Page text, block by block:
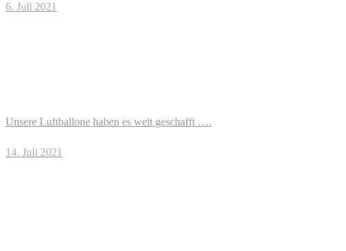
6. Juli 2021
Unsere Luftballone haben es weit geschafft ….
14. Juli 2021